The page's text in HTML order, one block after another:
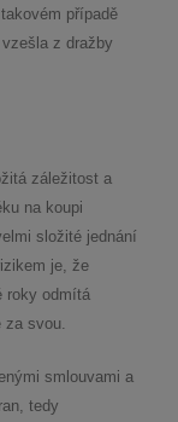
případě
z dražby
záležitost a
na koupi
složité jednání
je, že
roky odmítá
za svou.
smlouvami a
tedy